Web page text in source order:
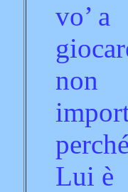
vo’ a
non
Lui è